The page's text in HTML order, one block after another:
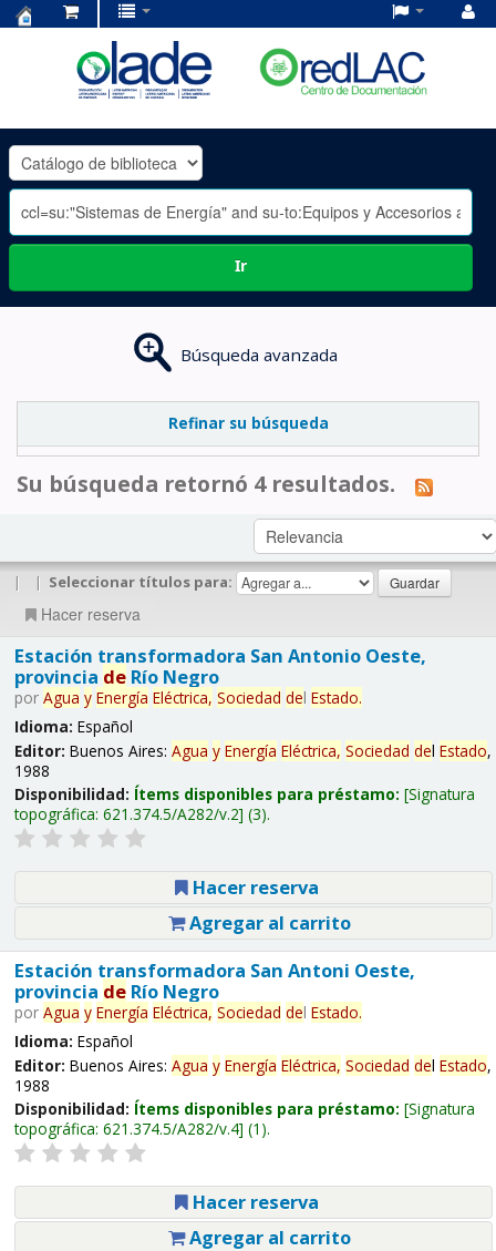
OLADE
-
Ir
Búsqueda avanzada
Refinar su búsqueda
Su búsqueda retornó 4 resultados.
| | Seleccionar títulos para:
Hacer reserva
Estación transformadora San Antonio Oeste,
provincia deRío Negro
por Agua y Energía Eléctrica, Sociedad del Estado.
Idioma: Español
Editor: Buenos Aires: Agua y Energía Eléctrica, Sociedad del Estado,
1988
Disponibilidad: Ítems disponibles para préstamo: Signatura
topográfica: 621.374.5/A282/v.2 (3).
Hacer reserva
Agregar al carrito
Estación transformadora San Antoni Oeste,
provincia deRío Negro
por Agua y Energía Eléctrica, Sociedad del Estado.
Idioma: Español
Editor: Buenos Aires: Agua y Energía Eléctrica, Sociedad del Estado,
1988
Disponibilidad: Ítems disponibles para préstamo: Signatura
topográfica: 621.374.5/A282/v.4 (1).
Hacer reserva
Agregar al carrito